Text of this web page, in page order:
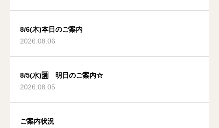
8/6(木)本日のご案内
2026.08.06
8/5(水)🈵 明日のご案内☆
2026.08.05
ご案内状況